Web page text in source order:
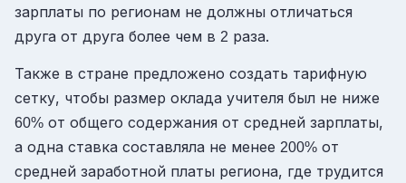
зарплаты по регионам не должны отличаться
друга от друга более чем в 2 раза.
Также в стране предложено создать тарифную
сетку, чтобы размер оклада учителя был не ниже
60% от общего содержания от средней зарплаты,
а одна ставка составляла не менее 200% от
средней заработной платы региона, где трудится